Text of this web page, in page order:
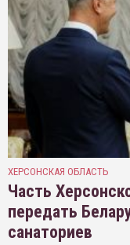
ХЕРСОНСКАЯ ОБЛАСТЬ
Часть
передать
санаториев